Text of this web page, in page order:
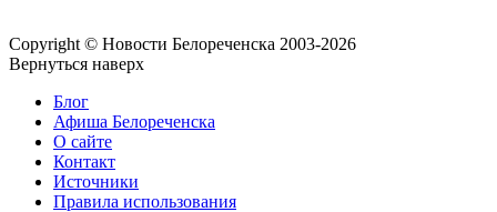
Copyright © Новости Белореченска 2003-2026
Вернуться наверх
Блог
Афиша Белореченска
О сайте
Контакт
Источники
Правила использования